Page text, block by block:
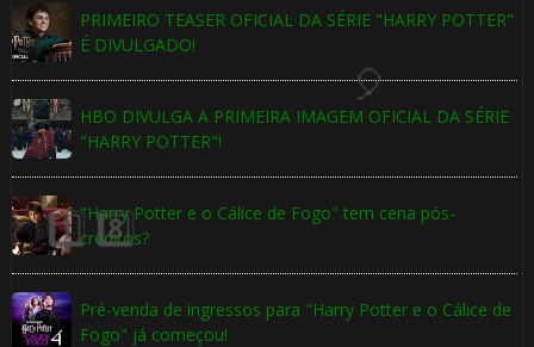
PRIMEIRO TEASER OFICIAL DA SÉRIE "HARRY POTTER"
É DIVULGADO!
HBO DIVULGA A PRIMEIRA IMAGEM OFICIAL DA SÉRIE
"HARRY POTTER"!
"Harry Potter e o Cálice de Fogo" tem cena pós-
créditos?
Pré-venda de ingressos para "Harry Potter e o Cálice de
Fogo" já começou!